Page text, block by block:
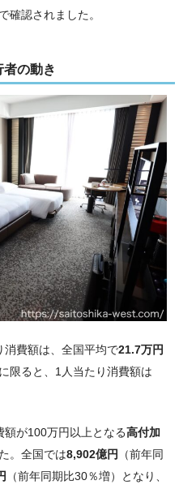
確認されました。
の動き
消費額は、全国平均で21.7万円
限ると、1人当たり消費額は
額が100万円以上となる高付加
。全国では8,902億円
（前年同
（前年同期比30％増）となり、